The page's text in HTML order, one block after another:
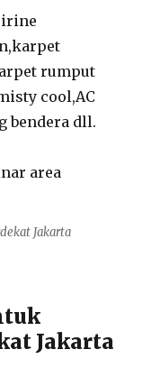
rumput
cool,AC
bendera dll.
Jakarta
Jakarta